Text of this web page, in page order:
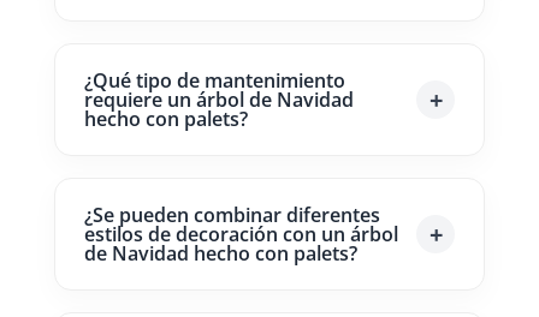
¿Qué tipo de mantenimiento
requiere un árbol de Navidad
hecho con palets?
¿Se pueden combinar diferentes
estilos de decoración con un árbol
de Navidad hecho con palets?